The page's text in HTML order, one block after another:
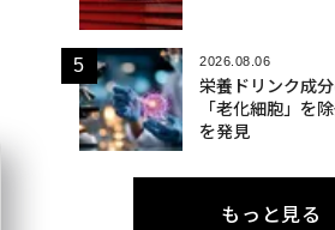
2026.08.06
栄養ドリンク成
「老化細胞」を
を発見
もっと見る